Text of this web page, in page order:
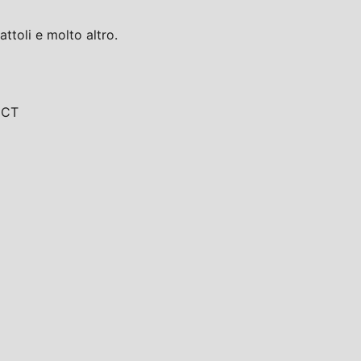
e molto altro.